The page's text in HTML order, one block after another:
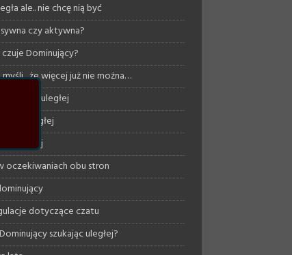
ale.. nie chcę nią być
czy aktywna?
Dominujący?
,że więcej już nie można…
uległej
uległej
uległej
oczekiwaniach obu stron
dotyczące czatu
szukając uległej?